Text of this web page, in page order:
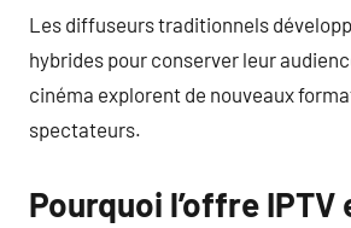
Les diffuseurs traditionnels
hybrides pour conserver leur
cinéma explorent de nouveaux
spectateurs.
Pourquoi l’offre IPTV